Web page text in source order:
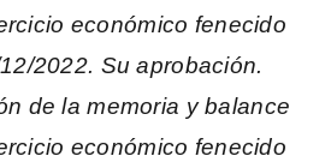
económico fenecido
2022. Su aprobación.
de la memoria y balance
económico fenecido